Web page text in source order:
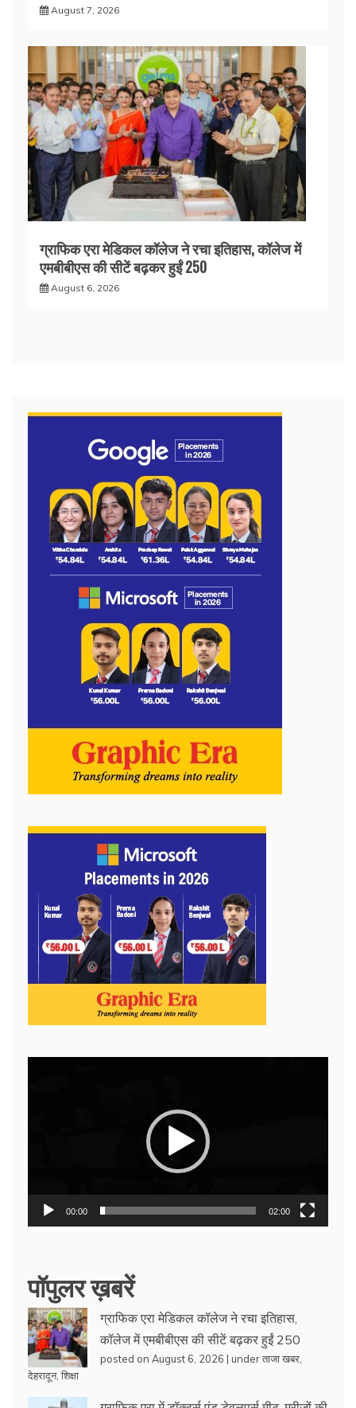
August 7, 2026
ग्राफिक एरा मेडिकल कॉलेज ने रचा इतिहास, कॉलेज में
एमबीबीएस की सीटें बढ़कर हुईं 250
August 6, 2026
00:00 02:00
पॉपुलर ख़बरें
ग्राफिक एरा मेडिकल कॉलेज ने रचा इतिहास,
कॉलेज में एमबीबीएस की सीटें बढ़कर हुईं 250
posted on August 6, 2026 | underताजा खबर
देहरादून, शिक्षा